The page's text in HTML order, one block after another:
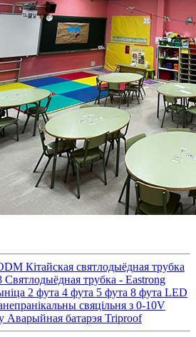
Кітайская святлодыёдная трубка
трубка - Eastrong
2 фута 4 фута 5 фута 8 фута LED
свяцільня з 0-10V
Аварыйная батарэя Triproof